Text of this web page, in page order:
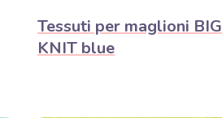
Tessuti per maglioni BIG
KNIT blue